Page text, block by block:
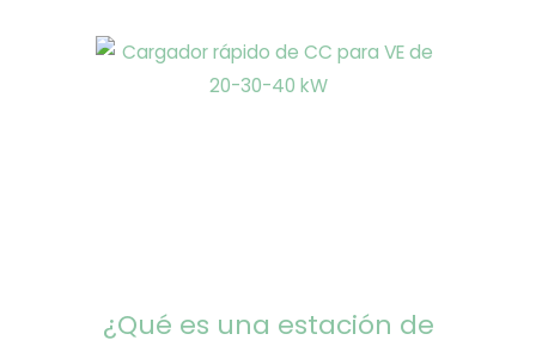
¿Qué es una estación de